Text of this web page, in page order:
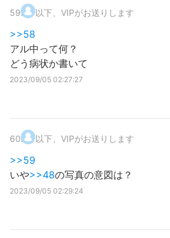
59. 以下、VIPがお送りします
>>58
アル中って何？
どう病状か書いて
2023/09/05 02:27:27
60. 以下、VIPがお送りします
>>59
いや>>48の写真の意図は？
2023/09/05 02:29:24